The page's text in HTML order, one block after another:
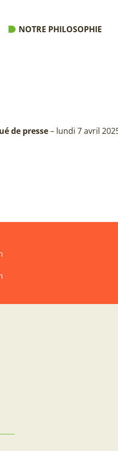
NOTRE PHILOSOPHIE
de presse– lundi 7 avril